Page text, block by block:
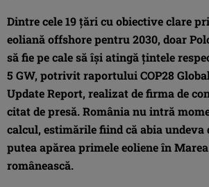
Dintre cele 19 țări cu obiective clare
eoliană offshore pentru 2030, doar
să fie pe cale să își atingă țintele
5 GW, potrivit raportului COP28
Update Report, realizat de firma de
citat de presă. România nu intră
calcul, estimările fiind că abia undeva
putea apărea primele eoliene în
românească.